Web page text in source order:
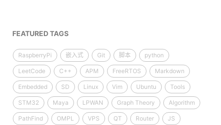
FEATURED TAGS
RaspberryPi 嵌入式 Git 脚本 python
LeetCode C++ APM FreeRTOS Markdown
Embedded SD Linux Vim Ubuntu Tools
STM32 Maya LPWAN Graph Theory Algorithm
PathFind OMPL VPS QT Router JS